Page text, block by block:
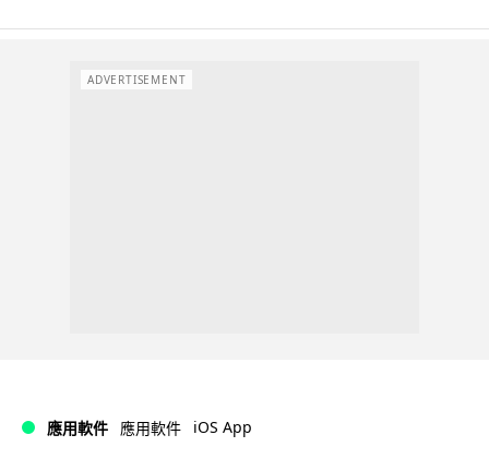
ADVERTISEMENT
應用軟件 應用軟件 iOS App